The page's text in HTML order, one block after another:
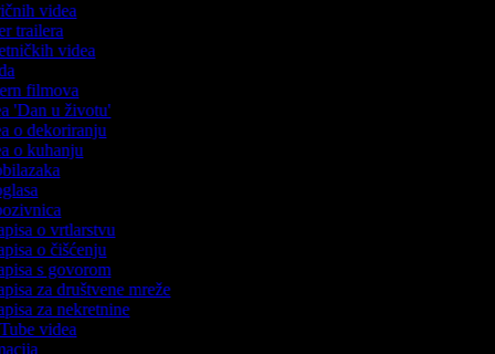
videa
trailera
videa
filmova
'Dan u životu'
o dekoriranju
o kuhanju
o vrtlarstvu
o čišćenju
s govorom
za društvene mreže
za nekretnine
videa